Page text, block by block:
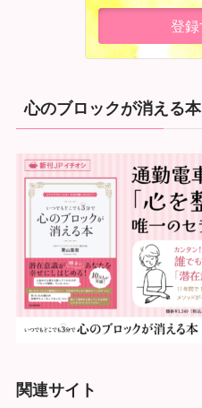
心のブロックが消える本
関連サイト